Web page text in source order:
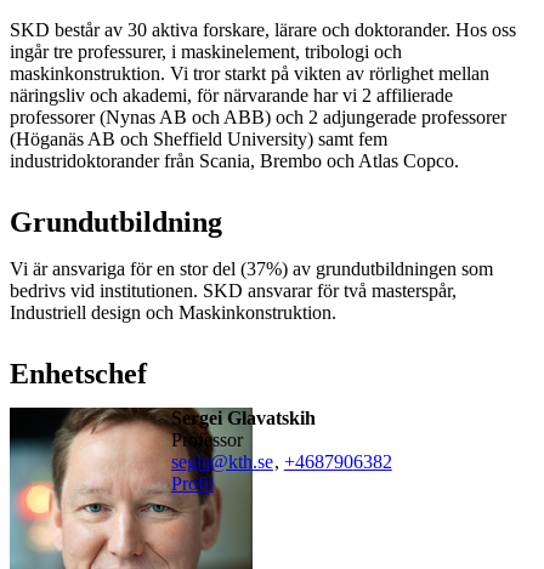
SKD består av 30 aktiva forskare, lärare och doktorander. Hos oss
ingår tre professurer, i maskinelement, tribologi och
maskinkonstruktion. Vi tror starkt på vikten av rörlighet mellan
näringsliv och akademi, för närvarande har vi 2 affilierade
professorer (Nynas AB och ABB) och 2 adjungerade professorer
(Höganäs AB och Sheffield University) samt fem
industridoktorander från Scania, Brembo och Atlas Copco.
Grundutbildning
Vi är ansvariga för en stor del (37%) av grundutbildningen som
bedrivs vid institutionen. SKD ansvarar för två masterspår,
Industriell design och Maskinkonstruktion.
Enhetschef
Sergei Glavatskih
professor
segla@kth.se, +4687906382
Profil